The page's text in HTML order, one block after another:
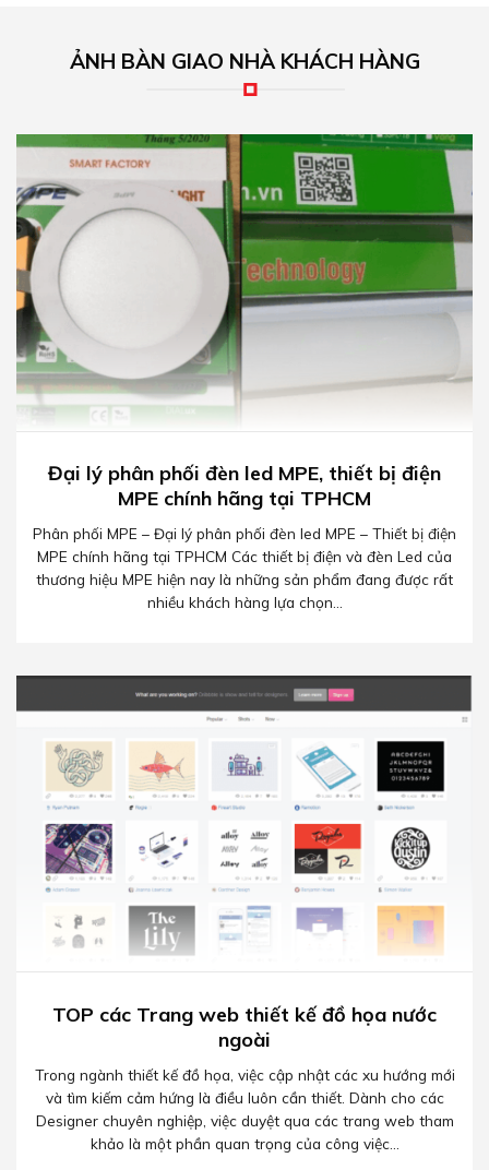
ẢNH BÀN GIAO NHÀ KHÁCH HÀNG
Đại lý phân phối đèn led MPE, thiết bị điện
MPE chính hãng tại TPHCM
Phân phối MPE – Đại lý phân phối đèn led MPE – Thiết bị điện
MPE chính hãng tại TPHCM Các thiết bị điện và đèn Led của
thương hiệu MPE hiện nay là những sản phẩm đang được rất
nhiều khách hàng lựa chọn...
TOP các Trang web thiết kế đồ họa nước
ngoài
Trong ngành thiết kế đồ họa, việc cập nhật các xu hướng mới
và tìm kiếm cảm hứng là điều luôn cần thiết. Dành cho các
Designer chuyên nghiệp, việc duyệt qua các trang web tham
khảo là một phần quan trọng của công việc...